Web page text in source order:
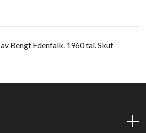
Bengt Edenfalk. 1960 tal. Skuf